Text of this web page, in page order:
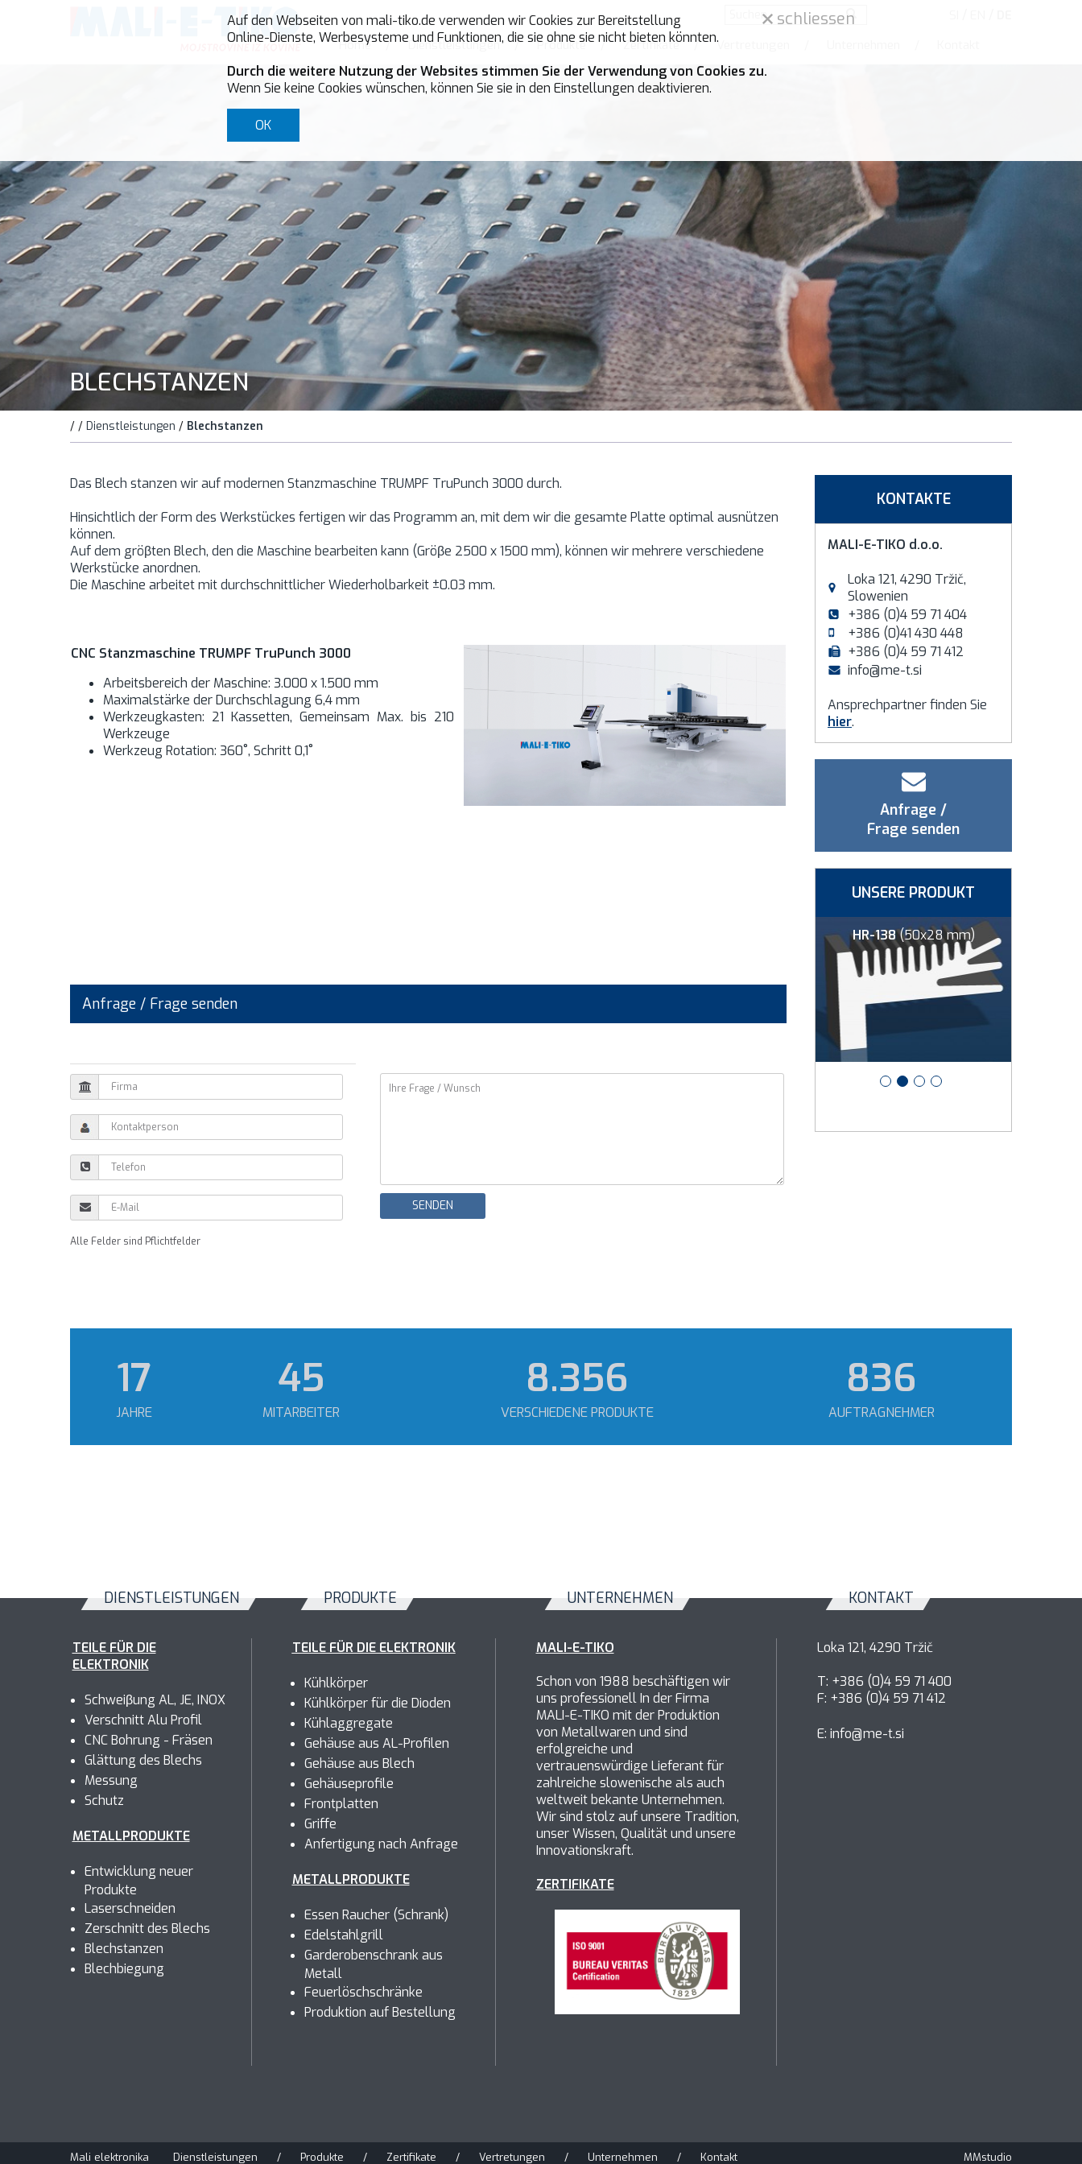
Home
/ Dienstleistungen / Produkte / Zertifikate / Vertretungen
BLECHSTANZEN
/ / Dienstleistungen / Blechstanzen
Das Blech stanzen wir auf modernen Stanzmaschine TRUMPF TruPunch 3000 durch.
Hinsichtlich der Form des Werkstückes fertigen wir das Programm an, mit dem wir die gesamte Platte optimal ausnützen
können.
Auf dem gröβten Blech, den die Maschine bearbeiten kann (Gröβe 2500 x 1500 mm), können wir mehrere verschiedene
Werkstücke anordnen.
Die Maschine arbeitet mit durchschnittlicher Wiederholbarkeit ±0.03 mm.
CNC Stanzmaschine TRUMPF TruPunch 3000
Arbeitsbereich der Maschine: 3.000 x 1.500 mm
Maximalstärke der Durchschlagung 6,4 mm
Werkzeugkasten: 21 Kassetten, Gemeinsam Max. bis 210
Werkzeuge
Werkzeug Rotation: 360˚, Schritt 0,1˚
Anfrage / Frage senden
Alle Felder sind Pflichtfelder
SENDEN
KONTAKTE
MALI-E-TIKO d.o.o.
Loka 121, 4290 Tržič,
Slowenien
+386 (0)4 59 71 404
+386 (0)41 430 448
+386 (0)4 59 71 412
info@me-t.si
Ansprechpartner finden Sie
hier.
Anfrage /
Frage senden
UNSERE PRODUKT
HR-138(50x28 mm)
25
JAHRE
65
MITARBEITER
12.011
VERSCHIEDENE PRODUKTE
1.202
AUFTRAGNEHMER
DIENSTLEISTUNGEN
TEILE FÜR DIE
ELEKTRONIK
Schweiβung AL, JE, INOX
Verschnitt Alu Profil
CNC Bohrung - Fräsen
Glättung des Blechs
Messung
Schutz
METALLPRODUKTE
Entwicklung neuer
Produkte
Laserschneiden
Zerschnitt des Blechs
Blechstanzen
Blechbiegung
PRODUKTE
TEILE FÜR DIE ELEKTRONIK
Kühlkörper
Kühlkörperfür die Dioden
Kühlaggregate
Gehäuse aus AL-Profilen
Gehäuse aus Blech
Gehäuseprofile
Frontplatten
Griffe
Anfertigung nach Anfrage
METALLPRODUKTE
Essen Raucher (Schrank)
Edelstahlgrill
Garderobenschrank aus
Metall
Feuerlöschschränke
Produktion auf Bestellung
UNTERNEHMEN
MALI-E-TIKO
Schon von 1988 beschäftigen wir
uns professionell In der Firma
MALI-E-TIKO mit der Produktion
von Metallwaren und sind
erfolgreiche und
vertrauenswürdige Lieferant für
zahlreiche slowenische als auch
weltweit bekante Unternehmen.
Wir sind stolz auf unsere Tradition,
unser Wissen, Qualität und unsere
Innovationskraft.
ZERTIFIKATE
KONTAKT
Loka 121, 4290 Tržič
T: +386 (0)4 59 71 400
F: +386 (0)4 59 71 412
E: info@me-t.si
Mali elektronika Dienstleistungen / Produkte / Zertifikate / Vertretungen / Unternehmen / Kontakt MMstudio
schliessen
Auf den Webseiten von mali-tiko.de verwenden wir Cookies zur Bereitstellung
Online-Dienste, Werbesysteme und Funktionen, die sie ohne sie nicht bieten könnten.
Durch die weitere Nutzung der Websites stimmen Sie der Verwendung von Cookies zu.
Wenn Sie keine Cookies wünschen, können Sie sie in den Einstellungen deaktivieren.
OK